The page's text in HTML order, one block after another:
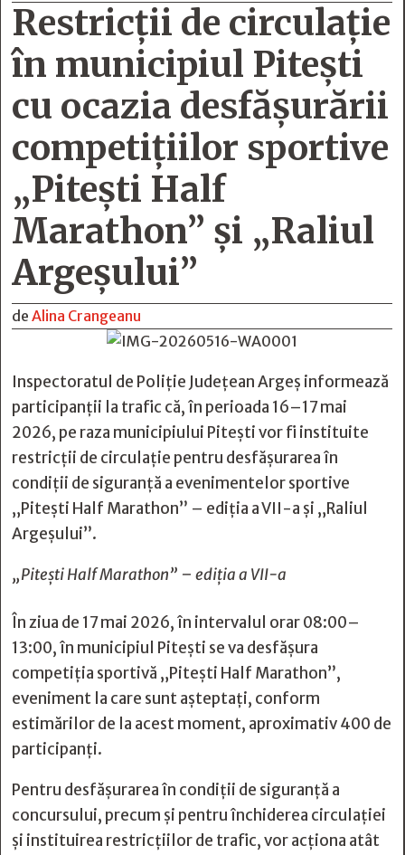
Restricții de circulație
în municipiul Pitești
cu ocazia desfășurării
competițiilor sportive
„Pitești Half
Marathon” și „Raliul
Argeșului”
de Alina Crangeanu
Inspectoratul de Poliție Județean Argeș informează
participanții la trafic că, în perioada 16–17 mai
2026, pe raza municipiului Pitești vor fi instituite
restricții de circulație pentru desfășurarea în
condiții de siguranță a evenimentelor sportive
„Pitești Half Marathon” – ediția a VII-a și „Raliul
Argeșului”.
„Pitești Half Marathon” – ediția a VII-a
În ziua de 17 mai 2026, în intervalul orar 08:00–
13:00, în municipiul Pitești se va desfășura
competiția sportivă „Pitești Half Marathon”,
eveniment la care sunt așteptați, conform
estimărilor de la acest moment, aproximativ 400 de
participanți.
Pentru desfășurarea în condiții de siguranță a
concursului, precum și pentru închiderea circulației
și instituirea restricțiilor de trafic, vor acționa atât